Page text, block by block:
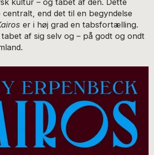
centralt, end det til en begyndelse
er i høj grad en tabsfortælling.
af sig selv og – på godt og ondt